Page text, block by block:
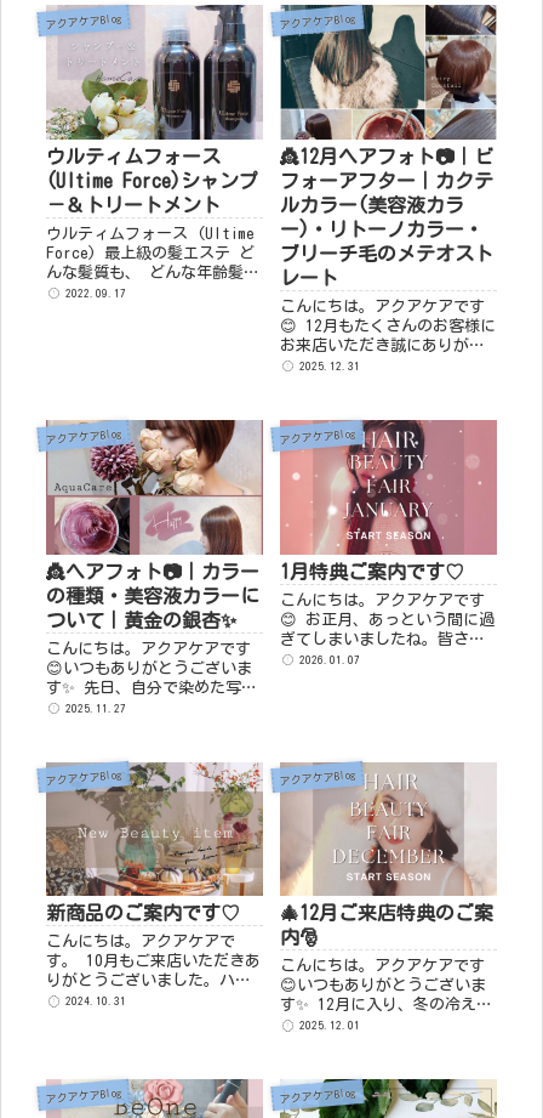
(*^▽^*)✨ ...
アクアケアBlog
ウルティムフォース
(Ultime Force)シャンプ
－＆トリートメント
ウルティムフォース (Ultime
Force) 最上級の髪エステ ど
んな髪質も、 どんな年齢髪も
芯から美しくなれる 髪の芯ま
2022.09.17
アクアケアBlog
👸12月ヘアフォト📷｜ビ
フォーアフター｜カクテ
ルカラー(美容液カラ
ー)・リトーノカラー・
ブリーチ毛のメテオスト
レート
こんにちは。アクアケアです
😊 12月もたくさんのお客様に
お来店いただき誠にありがと
うございました。 今年最後の
毛...
2025.12.31
アクアケアBlog
👸ヘアフォト📷｜カラー
の種類・美容液カラーに
ついて｜黄金の銀杏✨
こんにちは。アクアケアです
😊いつもありがとうございま
す✨ 先日、自分で染めた写真
と一緒に「フェアリーカクテ
にあげたのですが、それを
見...
2025.11.27
アクアケアBlog
1月特典ご案内です♡
こんにちは。アクアケアです
😊 お正月、あっという間に過
ぎてしまいましたね。皆さ
ま、ご体調などお変わりあり
2026.01.07
アクアケアBlog
新商品のご案内です♡
こんにちは。アクアケアで
す。 10月もご来店いただきあ
りがとうございました。ハロ
ウィンインテリア好評でした
2024.10.31
アクアケアBlog
🎄12月ご来店特典のご案
内🎅
こんにちは。アクアケアです
😊いつもありがとうございま
す✨ 12月に入り、冬の冷え込
みも本格的に。 温かいものが
身を労わる時間を大切にして
い...
2025.12.01
アクアケアBlog アクアケアBlog